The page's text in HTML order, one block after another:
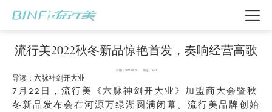
流行美2022秋冬新品惊艳首发，奏响经营高歌
日期：2022-09-09 阅读：9653
导读：六脉神剑开大业
7 月 22 日，流行美《六脉神剑开大业》加盟商大会暨秋
冬新品发布会在河源万绿湖圆满闭幕。流行美品牌创始